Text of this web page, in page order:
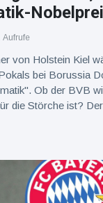
Aufrufe
von Holstein Kiel
bei Borussia
Ob der BVB
die Störche ist?